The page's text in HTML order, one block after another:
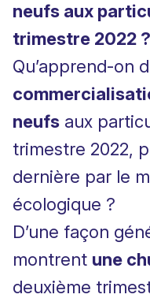
neufs aux
trimestre 2022 ?
Qu’apprend-on
neufs aux
trimestre 2022,
dernière par le
écologique ?
D’une façon
montrent une
deuxième